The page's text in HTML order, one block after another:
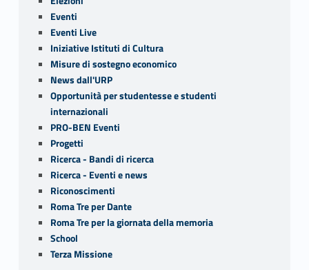
Eventi
Eventi Live
Iniziative Istituti di Cultura
Misure di sostegno economico
News dall'URP
Opportunità per studentesse e studenti
internazionali
PRO-BEN Eventi
Progetti
Ricerca - Bandi di ricerca
Ricerca - Eventi e news
Riconoscimenti
Roma Tre per Dante
Roma Tre per la giornata della memoria
School
Terza Missione